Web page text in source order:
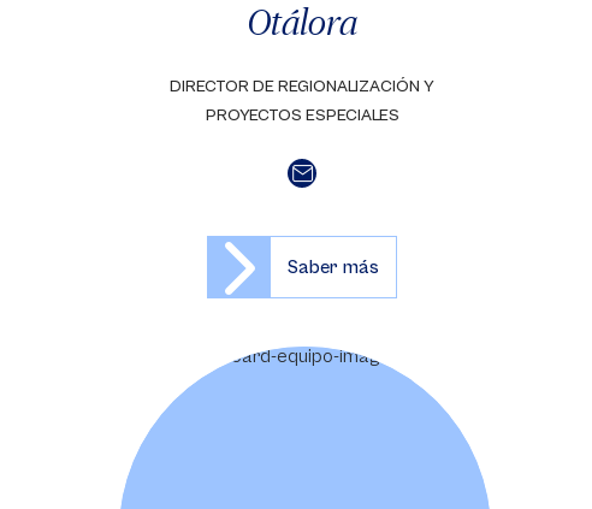
Otálora
DIRECTOR DE REGIONALIZACIÓN Y
PROYECTOS ESPECIALES
Saber más